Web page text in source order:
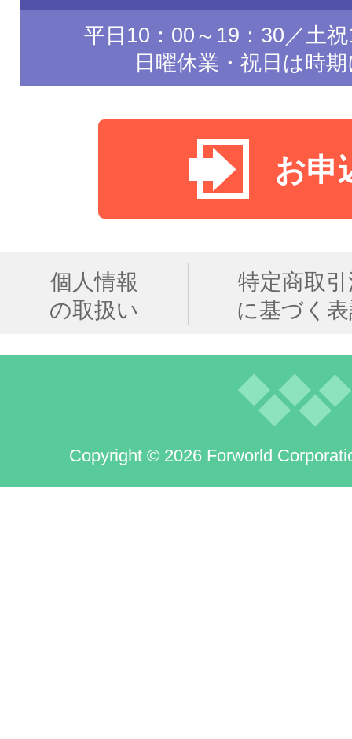
平日10：00～19：30／土
日曜休業・祝日は時
お申
個人情報
の取扱い
特定商取
に基づく
Copyright © 2026 Forworld